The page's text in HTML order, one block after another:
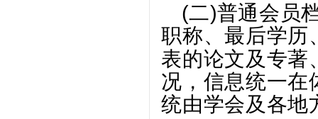
(二)普通会员
职称、最后学历
表的论文及专著
况，信息统一在
统由学会及各地